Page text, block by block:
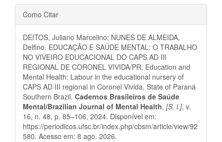
Detalhes
do
artigo
Como Citar
DEITOS, Juliano Marcelino; NUNES DE ALMEIDA,
Delfino. EDUCAÇÃO E SAÚDE MENTAL: O TRABALHO
NO VIVEIRO EDUCACIONAL DO CAPS AD III
REGIONAL DE CORONEL VIVIDA/PR: Education and
Mental Health: Labour in the educational nursery of
CAPS AD III regional in Coronel Vivida, State of Paraná
Southern Brazil. Cadernos Brasileiros de Saúde
Mental/Brazilian Journal of Mental Health, [S. l.], v.
16, n. 48, p. 85–106, 2024. Disponível em:
https://periodicos.ufsc.br/index.php/cbsm/article/view/92
580. Acesso em: 8 ago. 2026.